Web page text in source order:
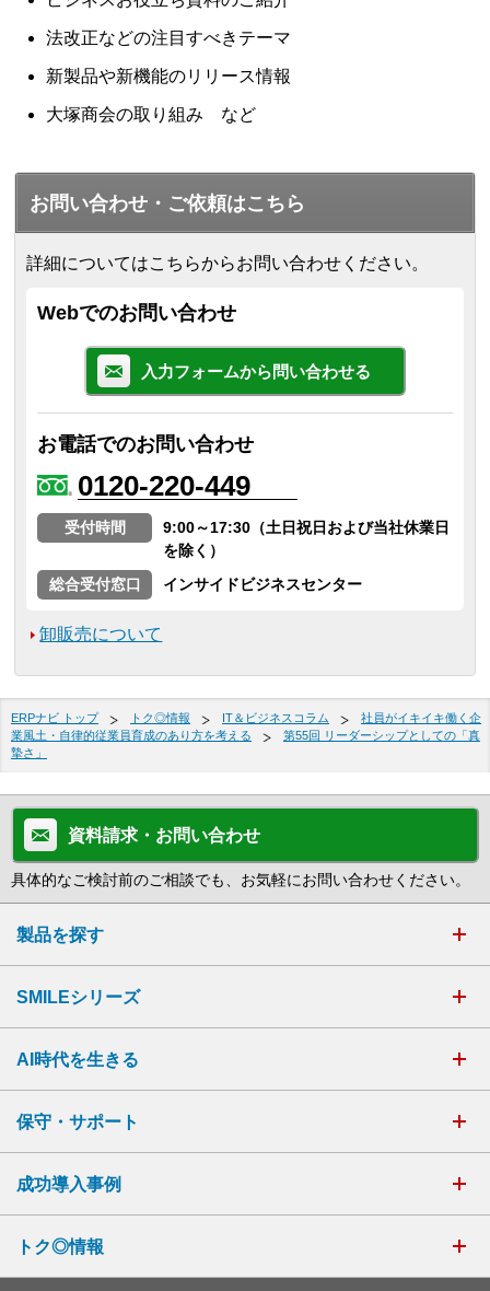
法改正などの注目すべきテーマ
新製品や新機能のリリース情報
大塚商会の取り組み など
お問い合わせ・ご依頼はこちら
詳細についてはこちらからお問い合わせください。
Webでのお問い合わせ
入力フォームから問い合わせる
お電話でのお問い合わせ
0120-220-449
受付時間
9:00～17:30（土日祝日および当社休業日
を除く）
総合受付窓口
インサイドビジネスセンター
卸販売について
ERPナビ トップ トク◎情報 IT＆ビジネスコラム
社員がイキイキ働く企
業風土・自律的従業員育成のあり方を考える
第55回 リーダーシップとしての「真
摯さ」
資料請求・お問い合わせ
具体的なご検討前のご相談でも、お気軽にお問い合わせください。
製品を探す
SMILEシリーズ
AI時代を生きる
保守・サポート
成功導入事例
トク◎情報